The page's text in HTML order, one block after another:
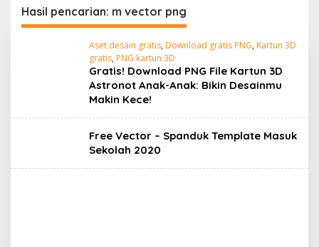
Hasil pencarian: m vector png
Aset desain gratis, Download gratis PNG, Kartun 3D
gratis, PNG kartun 3D
Gratis! Download PNG File Kartun 3D
Astronot Anak-Anak: Bikin Desainmu
Makin Kece!
Free Vector – Spanduk Template Masuk
Sekolah 2020